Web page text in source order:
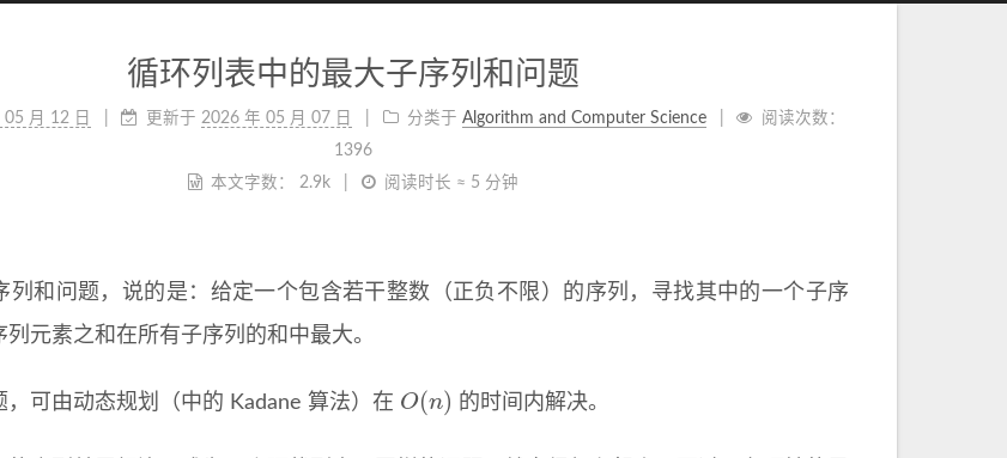
循环列表中的最大子序列和问题
月 12 日 更新于 2026 年 05 月 07 日 分类于 Algorithm and Computer Science
阅读次数：
1396
本文字数：
2.9k 阅读时长 ≈ 5 分钟
列和问题，说的是：给定一个包含若干整数（正负不限）的序列，寻找其中的一个子序
元素之和在所有子序列的和中最大。
，可由动态规划（中的 Kadane 算法）在
O( )
的时间内解决。